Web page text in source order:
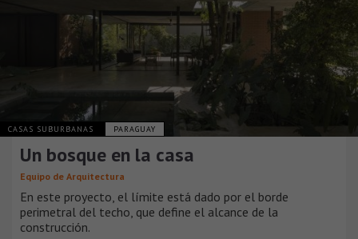
CASAS SUBURBANAS PARAGUAY
Un bosque en la casa
Equipo de Arquitectura
En este proyecto, el límite está dado por el borde
perimetral del techo, que define el alcance de la
construcción.